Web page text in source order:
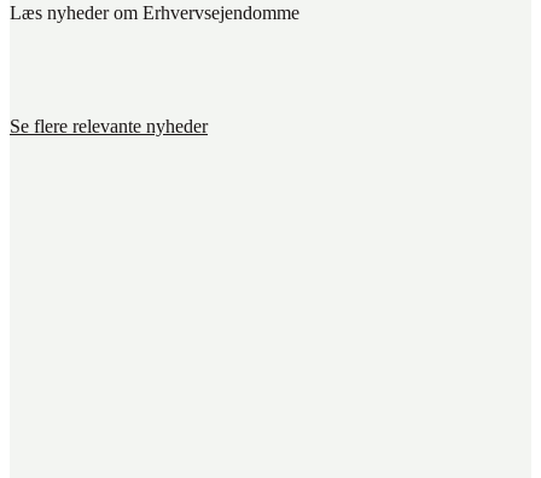
Læs nyheder om Erhvervsejendomme
Se flere relevante nyheder